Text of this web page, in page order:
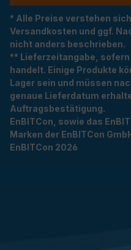
* Alle Preise verstehen
Versandkosten und ggf.
nicht anders beschrieben.
** Lieferzeitangabe,
handelt. Einige Produkte
Lager sein und müssen
genaue Lieferdatum
Auftragsbestätigung.
EnBITCon, sowie das
Marken der EnBITCon
EnBITCon 2026